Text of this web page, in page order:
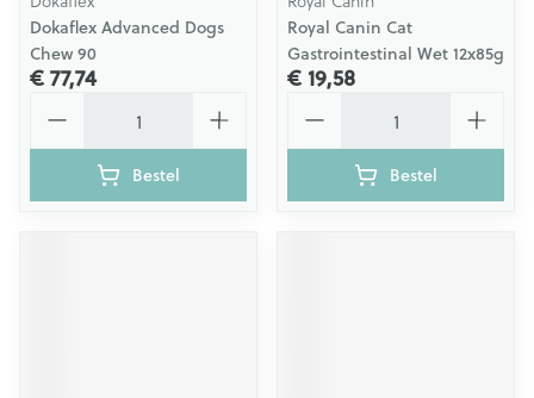
Dokaflex Advanced Dogs
Chew 90
€ 77,74
Bestel
Royal Canin Cat
Gastrointestinal Wet 12x85g
€ 19,58
Bestel